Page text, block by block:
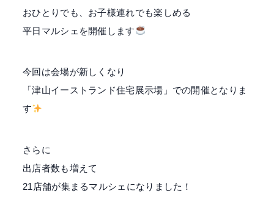
おひとりでも、お子様連れでも楽しめる
平日マルシェを開催します
今回は会場が新しくなり
「津山イーストランド住宅展示場」での開催となりま
す
さらに
出店者数も増えて
21店舗が集まるマルシェになりました！